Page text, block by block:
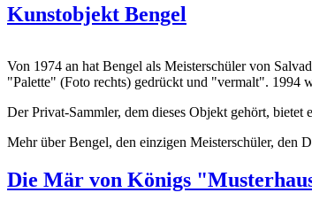
Kunstobjekt Bengel
Von 1974 an hat Bengel als Meisterschüler von
"Palette" (Foto rechts) gedrückt und "vermalt". 1994
Der Privat-Sammler, dem dieses Objekt gehört, bietet
Mehr über Bengel, den einzigen Meisterschüler, den
Die Mär von Königs